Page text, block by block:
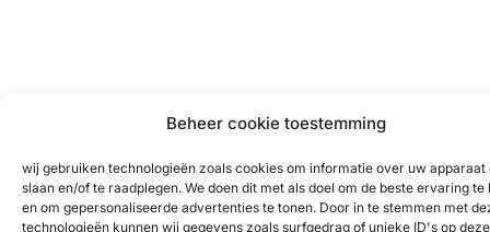
Beheer cookie toestemming
wij gebruiken technologieën zoals cookies om informatie over uw apparaat
slaan en/of te raadplegen. We doen dit met als doel om de beste ervaring te
en om gepersonaliseerde advertenties te tonen. Door in te stemmen met
technologieën kunnen wij gegevens zoals surfgedrag of unieke ID's op